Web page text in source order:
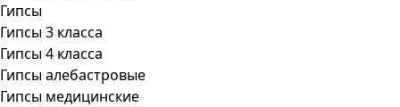
Гипсы
Гипсы 3 класса
Гипсы 4 класса
Гипсы алебастровые
Гипсы медицинские